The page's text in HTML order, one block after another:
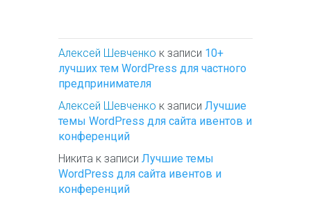
Алексей Шевченко к записи 10+
лучших тем WordPress для частного
предпринимателя
Алексей Шевченко к записи Лучшие
темы WordPress для сайта ивентов и
конференций
Никита к записи Лучшие темы
WordPress для сайта ивентов и
конференций